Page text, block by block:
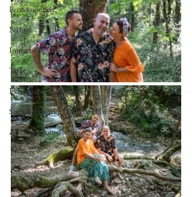
Professionnels
Nature
Immobilier
Tests
Evénements familiaux
Smash the Cake - Bain de Bébé
Animaux domestiques